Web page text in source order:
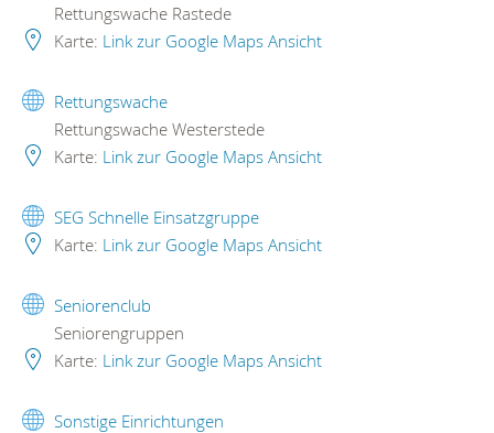
Rettungswache Rastede
Karte: Link zur Google Maps Ansicht
Rettungswache
Rettungswache Westerstede
Karte: Link zur Google Maps Ansicht
SEG Schnelle Einsatzgruppe
Karte: Link zur Google Maps Ansicht
Seniorenclub
Seniorengruppen
Karte: Link zur Google Maps Ansicht
Sonstige Einrichtungen